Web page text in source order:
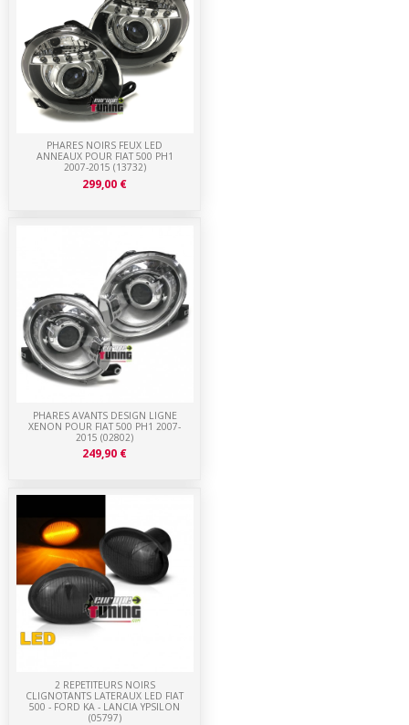
2 REPETITEURS NOIRS
CLIGNOTANTS LATERAUX LED FIAT
500 - FORD KA - LANCIA YPSILON
(05797)
PHARES AVANTS DESIGN LIGNE
XENON POUR FIAT 500 PH1 2007-
2015 (02802)
249,90 €
PHARES NOIRS FEUX LED
ANNEAUX POUR FIAT 500 PH1
2007-2015 (13732)
299,00 €